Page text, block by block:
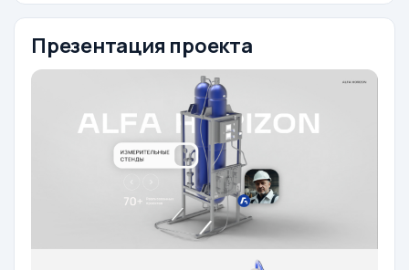
Презентация проекта